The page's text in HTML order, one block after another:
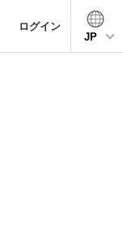
ログイン
JP